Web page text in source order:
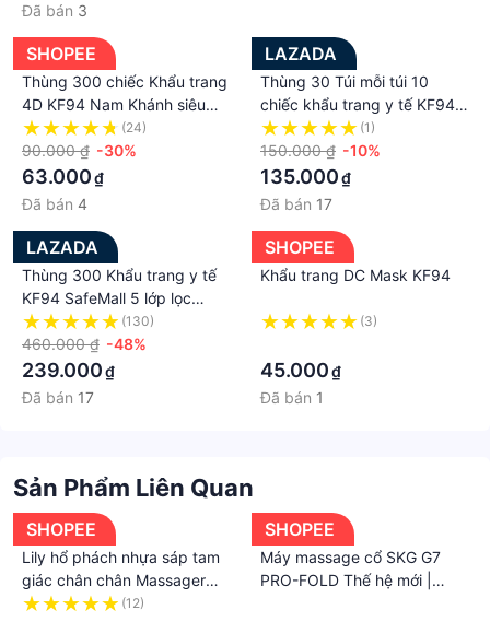
Đã bán 3
SHOPEE
Thùng 300 chiếc Khẩu trang
4D KF94 Nam Khánh siêu
mịn
(24)
90.000 ₫ -30%
63.000₫
Đã bán 4
LAZADA
Thùng 30 Túi mỗi túi 10
chiếc khẩu trang y tế KF94
mask - 300 cái(1)
150.000 ₫ -10%
135.000₫
Đã bán 17
LAZADA
Thùng 300 Khẩu trang y tế
KF94 SafeMall 5 lớp lọc
Premium N99+ Korea
Technology , Thùng 300
chiếc khẩu trang KF94 loại 5
lớp Kháng Khuẩn Kháng Bụi
(130)
460.000 ₫ -48%
239.000₫
Đã bán 17
SHOPEE
Khẩu trang DC Mask KF94
(3)
45.000₫
Đã bán 1
Sản Phẩm Liên Quan
SHOPEE
Lily hổ phách nhựa sáp tam
giác chân chân Massager
gua SHA châm cứu Shiatsu
(12)
SHOPEE
Máy massage cổ SKG G7
PRO-FOLD Thế hệ mới |